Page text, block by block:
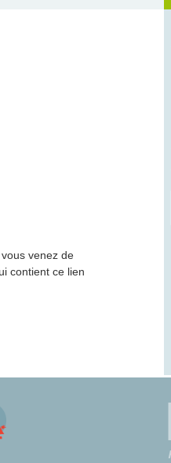
venez de
contient ce lien